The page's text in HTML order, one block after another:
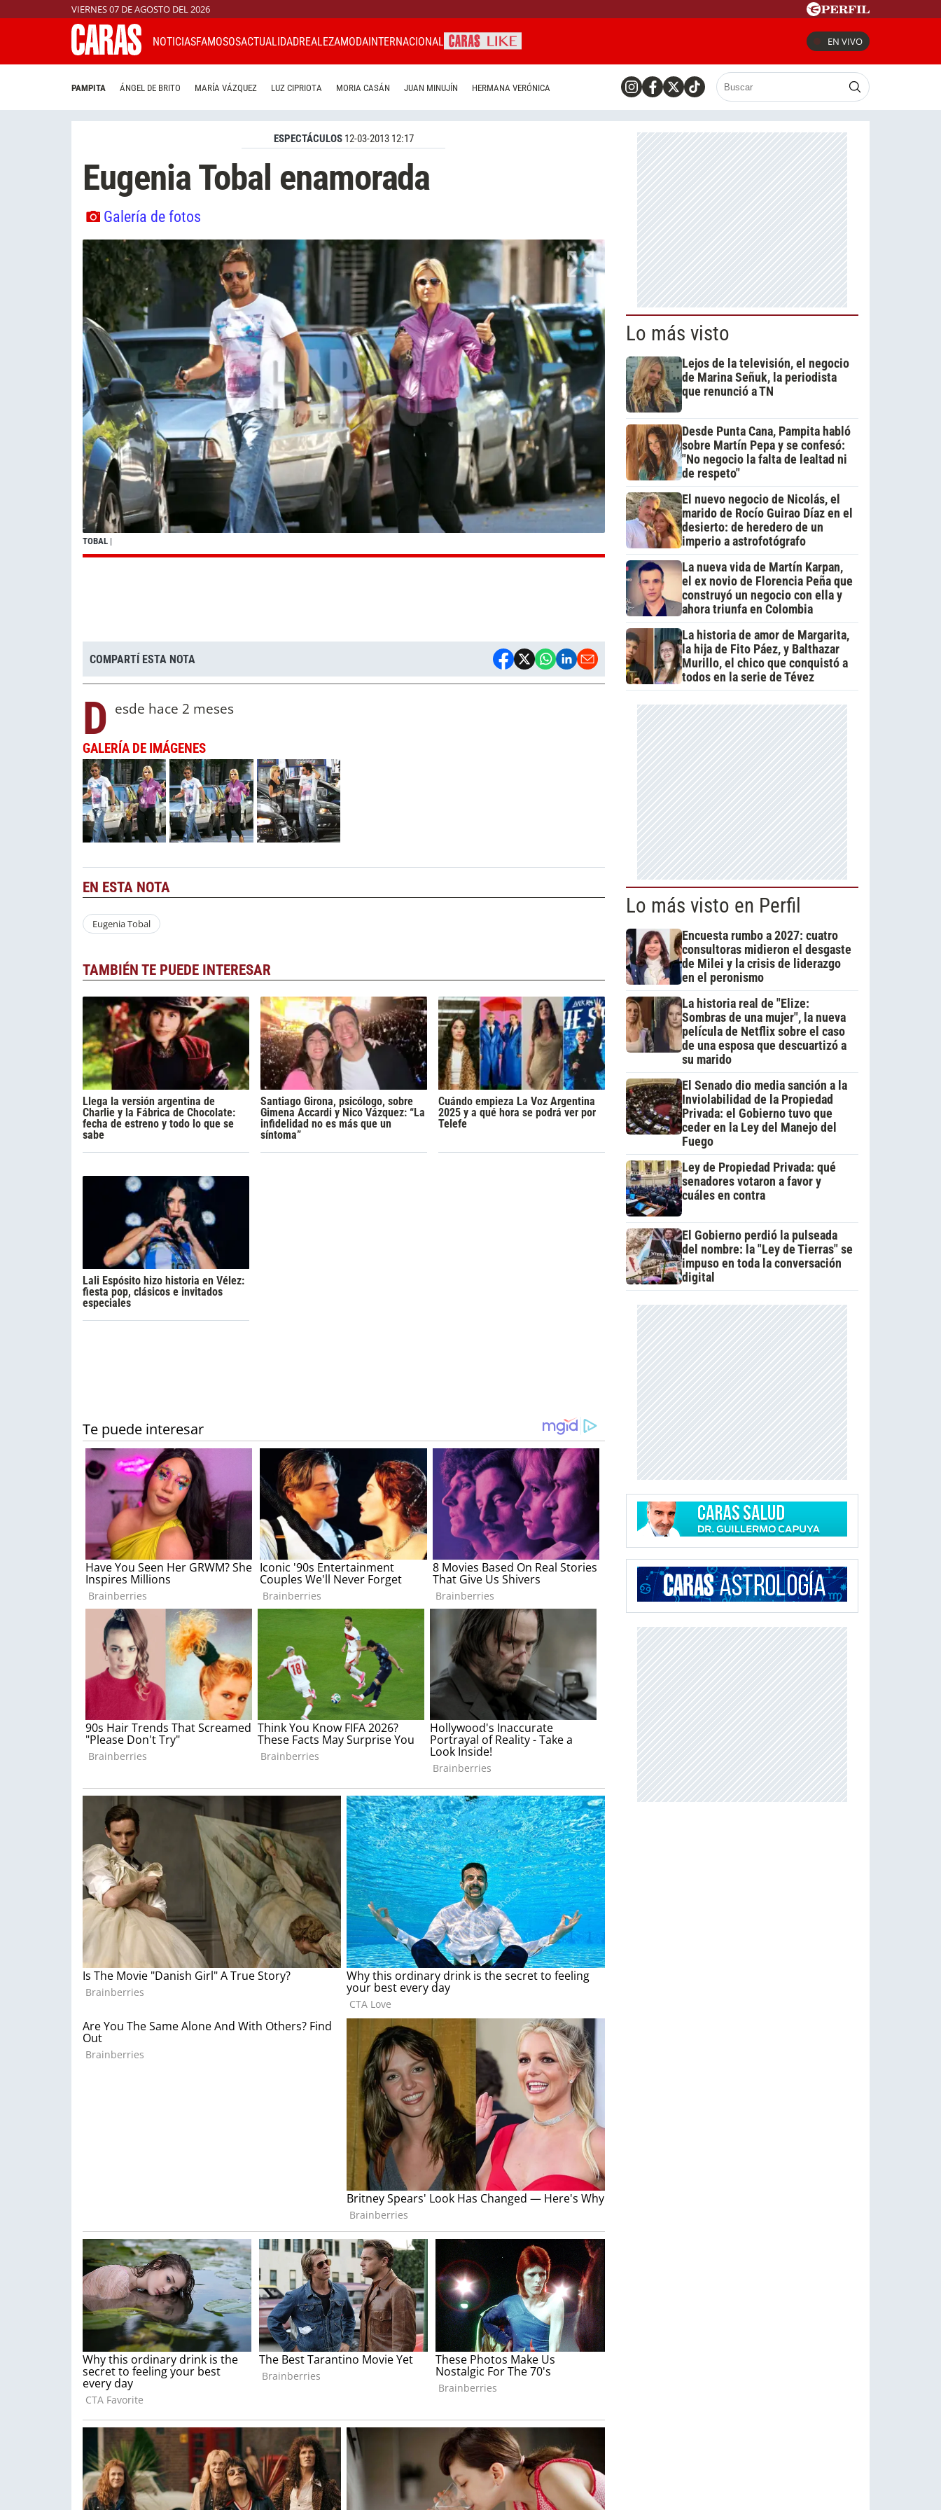
VIERNES 07 DE AGOSTO DEL 2026
NOTICIASFAMOSOSACTUALIDADREALEZAMODAINTERNACIONAL EN VIVO
PAMPITA ÁNGEL DE BRITO MARÍA VÁZQUEZ LUZ CIPRIOTA MORIA CASÁN JUAN MINUJÍN HERMANA VERÓNICA
ESPECTÁCULOS 12-03-2013 12:17
Eugenia Tobal enamorada
Galería de fotos
TOBAL |
COMPARTÍ ESTA NOTA
D esde hace 2 meses
GALERÍA DE IMÁGENES
EN ESTA NOTA
Eugenia Tobal
TAMBIÉN TE PUEDE INTERESAR
Llega la versión argentina de
Charlie y la Fábrica de Chocolate:
fecha de estreno y todo lo que se
sabe
Santiago Girona, psicólogo, sobre
Gimena Accardi y Nico Vázquez: “La
infidelidad no es más que un
síntoma”
Cuándo empieza La Voz Argentina
2025 y a qué hora se podrá ver por
Telefe
Lali Espósito hizo historia en Vélez:
fiesta pop, clásicos e invitados
especiales
Lo más visto
Lejos de la televisión, el negocio
de Marina Señuk, la periodista
que renunció a TN
Desde Punta Cana, Pampita habló
sobre Martín Pepa y se confesó:
"No negocio la falta de lealtad ni
de respeto"
El nuevo negocio de Nicolás, el
marido de Rocío Guirao Díaz en el
desierto: de heredero de un
imperio a astrofotógrafo
La nueva vida de Martín Karpan,
el ex novio de Florencia Peña que
construyó un negocio con ella y
ahora triunfa en Colombia
La historia de amor de Margarita,
la hija de Fito Páez, y Balthazar
Murillo, el chico que conquistó a
todos en la serie de Tévez
Lo más visto en Perfil
Encuesta rumbo a 2027: cuatro
consultoras midieron el desgaste
de Milei y la crisis de liderazgo
en el peronismo
La historia real de "Elize:
Sombras de una mujer", la nueva
película de Netflix sobre el caso
de una esposa que descuartizó a
su marido
El Senado dio media sanción a la
Inviolabilidad de la Propiedad
Privada: el Gobierno tuvo que
ceder en la Ley del Manejo del
Fuego
Ley de Propiedad Privada: qué
senadores votaron a favor y
cuáles en contra
El Gobierno perdió la pulseada
del nombre: la "Ley de Tierras" se
impuso en toda la conversación
digital